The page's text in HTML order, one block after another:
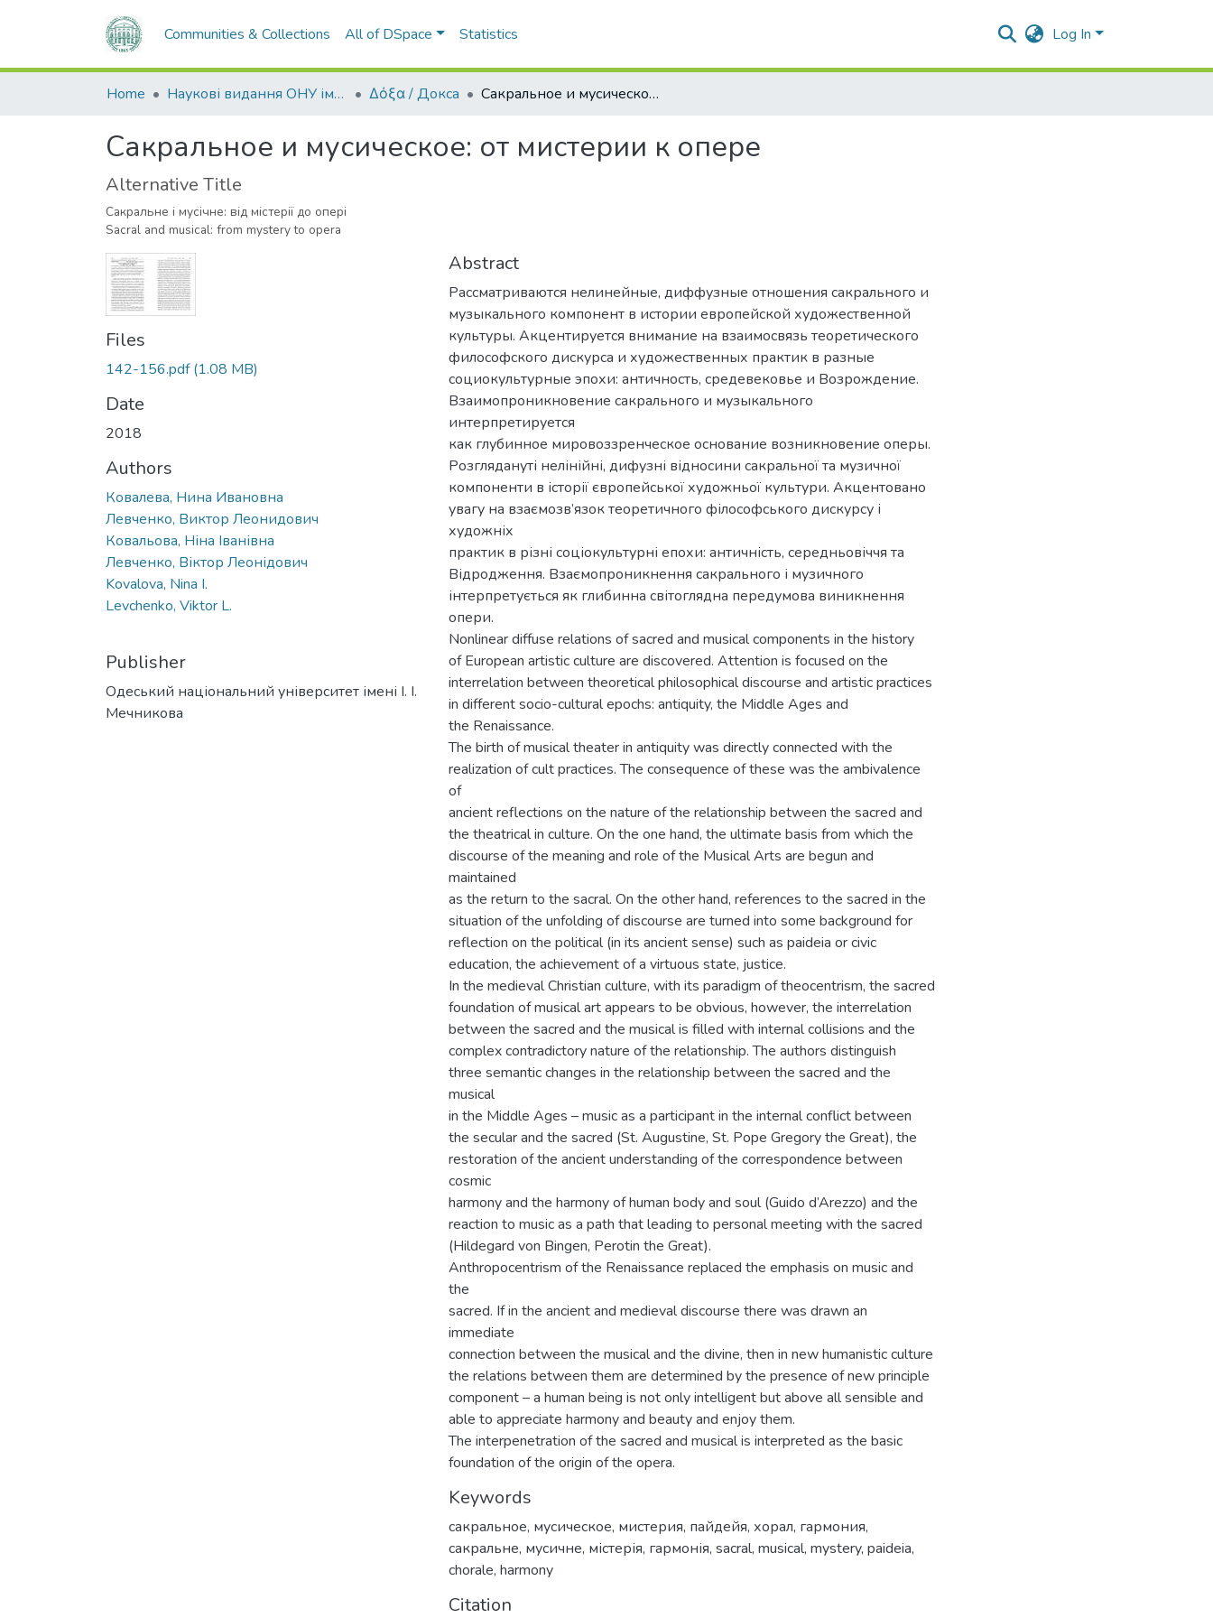
Communities & Collections All of DSpace Statistics Log In
Home Наукові видання ОНУ імені І. І. Мечникова Δόξα / Докса Сакральное и мусическое: от мистерии к опере
Сакральное и мусическое: от мистерии к опере
Alternative Title
Сакральне і мусічне: від містерії до опері
Sacral and musical: from mystery to opera
Files
142-156.pdf(1.08 MB)
Date
2018
Authors
Ковалева, Нина Ивановна
Левченко, Виктор Леонидович
Ковальова, Ніна Іванівна
Левченко, Віктор Леонідович
Kovalova, Nina I.
Levchenko, Viktor L.
Publisher
Одеський національний університет імені І. І.
Мечникова
Abstract
Рассматриваются нелинейные, диффузные отношения сакрального и
музыкального компонент в истории европейской художественной
культуры. Акцентируется внимание на взаимосвязь теоретического
философского дискурса и художественных практик в разные
социокультурные эпохи: античность, средевековье и Возрождение.
Взаимопроникновение сакрального и музыкального
интерпретируется
как глубинное мировоззренческое основание возникновение оперы.
Розглядануті нелінійні, дифузні відносини сакральної та музичної
компоненти в історії європейської художньої культури. Акцентовано
увагу на взаємозв’язок теоретичного філософського дискурсу і
художніх
практик в різні соціокультурні епохи: античність, середньовіччя та
Відродження. Взаємопроникнення сакрального і музичного
інтерпретується як глибинна світоглядна передумова виникнення
опери.
Nonlinear diffuse relations of sacred and musical components in the history
of European artistic culture are discovered. Attention is focused on the
interrelation between theoretical philosophical discourse and artistic practices
in different socio-cultural epochs: antiquity, the Middle Ages and
the Renaissance.
The birth of musical theater in antiquity was directly connected with the
realization of cult practices. The consequence of these was the ambivalence
of
ancient reflections on the nature of the relationship between the sacred and
the theatrical in culture. On the one hand, the ultimate basis from which the
discourse of the meaning and role of the Musical Arts are begun and
maintained
as the return to the sacral. On the other hand, references to the sacred in the
situation of the unfolding of discourse are turned into some background for
reflection on the political (in its ancient sense) such as paideia or civic
education, the achievement of a virtuous state, justice.
In the medieval Christian culture, with its paradigm of theocentrism, the sacred
foundation of musical art appears to be obvious, however, the interrelation
between the sacred and the musical is filled with internal collisions and the
complex contradictory nature of the relationship. The authors distinguish
three semantic changes in the relationship between the sacred and the
musical
in the Middle Ages – music as a participant in the internal conflict between
the secular and the sacred (St. Augustine, St. Pope Gregory the Great), the
restoration of the ancient understanding of the correspondence between
cosmic
harmony and the harmony of human body and soul (Guido d’Arezzo) and the
reaction to music as a path that leading to personal meeting with the sacred
(Hildegard von Bingen, Perotin the Great).
Anthropocentrism of the Renaissance replaced the emphasis on music and
the
sacred. If in the ancient and medieval discourse there was drawn an
immediate
connection between the musical and the divine, then in new humanistic culture
the relations between them are determined by the presence of new principle
component – a human being is not only intelligent but above all sensible and
able to appreciate harmony and beauty and enjoy them.
The interpenetration of the sacred and musical is interpreted as the basic
foundation of the origin of the opera.
Keywords
сакральное, мусическое, мистерия, пайдейя, хорал, гармония,
сакральне, мусичне, містерія, гармонія, sacral, musical, mystery, paideia,
chorale, harmony
Citation